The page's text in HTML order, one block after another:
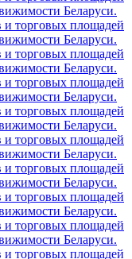
Беларуси.
и торговых площадей
Беларуси.
и торговых площадей
Беларуси.
и торговых площадей
Беларуси.
и торговых площадей
Беларуси.
и торговых площадей
Беларуси.
и торговых площадей
Беларуси.
и торговых площадей
Беларуси.
и торговых площадей
Беларуси.
и торговых площадей